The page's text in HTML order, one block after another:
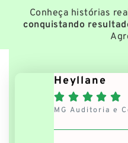
Conheça histórias
conquistando
Heyllane
    
MG Auditoria e